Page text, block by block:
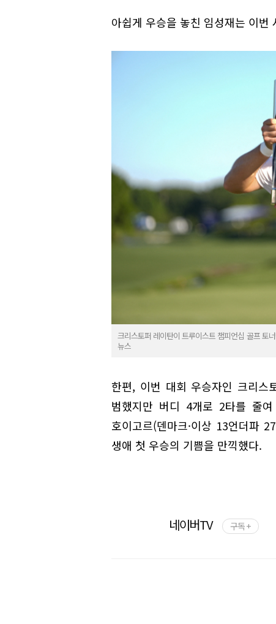
아쉽게 우승을 놓친 임성재는 이
크리스토퍼 레이탄이 트루이스트 챔피언십 골프 토
뉴스
한편, 이번 대회 우승자인 크리스
범했지만 버디 4개로 2타를 줄
호이고르(덴마크·이상 13언더파
생애 첫 우승의 기쁨을 만끽했다.
네이버TV 구독 +